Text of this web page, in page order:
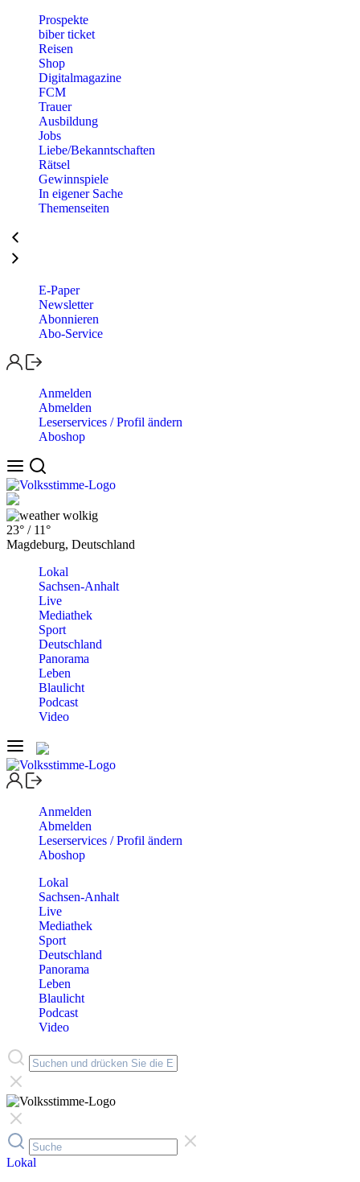
Prospekte
biber ticket
Reisen
Shop
Digitalmagazine
FCM
Trauer
Ausbildung
Jobs
Liebe/Bekanntschaften
Rätsel
Gewinnspiele
In eigener Sache
Themenseiten
E-Paper
Newsletter
Abonnieren
Abo-Service
Anmelden
Abmelden
Leserservices / Profil ändern
Aboshop
wolkig
23° / 11°
Magdeburg, Deutschland
Lokal
Sachsen-Anhalt
Live
Mediathek
Sport
Deutschland
Panorama
Leben
Blaulicht
Podcast
Video
Anmelden
Abmelden
Leserservices / Profil ändern
Aboshop
Lokal
Sachsen-Anhalt
Live
Mediathek
Sport
Deutschland
Panorama
Leben
Blaulicht
Podcast
Video
Lokal